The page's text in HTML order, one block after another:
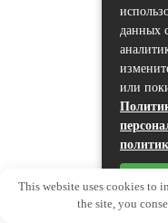
данных
или
This website uses cookies to
the site, you